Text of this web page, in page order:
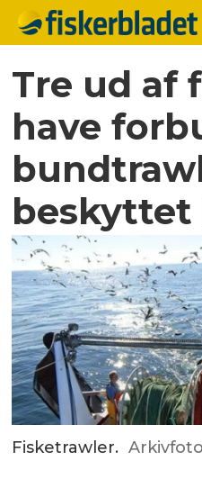
Tre ud af
have
beskyttet
Fisketrawler.